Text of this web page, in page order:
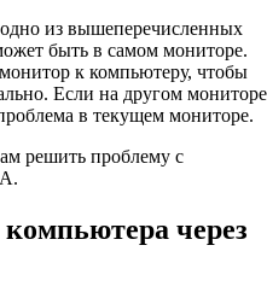
из вышеперечисленных
быть в самом мониторе.
к компьютеру, чтобы
Если на другом мониторе
в текущем мониторе.
решить проблему с
через